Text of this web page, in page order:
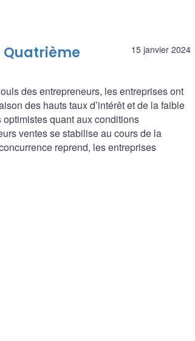
15 janvier 2024
Quatrième
des entrepreneurs, les entreprises ont
des hauts taux d’intérêt et de la faible
quant aux conditions
ventes se stabilise au cours de la
reprend, les entreprises